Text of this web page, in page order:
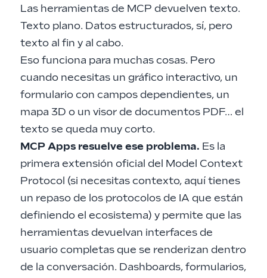
Las herramientas de MCP devuelven texto.
Texto plano. Datos estructurados, sí, pero
texto al fin y al cabo.
Eso funciona para muchas cosas. Pero
cuando necesitas un gráfico interactivo, un
formulario con campos dependientes, un
mapa 3D o un visor de documentos PDF… el
texto se queda muy corto.
MCP Apps resuelve ese problema. Es la
primera extensión oficial del Model Context
Protocol (si necesitas contexto, aquí tienes
un repaso de los protocolos de IA que están
definiendo el ecosistema) y permite que las
herramientas devuelvan interfaces de
usuario completas que se renderizan dentro
de la conversación. Dashboards, formularios,